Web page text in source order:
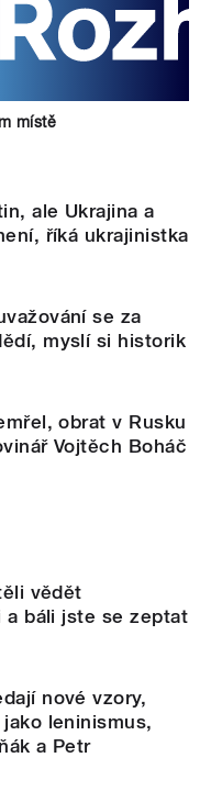
místě
ale Ukrajina a
říká ukrajinistka
se za
myslí si historik
obrat v Rusku
Vojtěch Boháč
vědět
a báli jste se zeptat
nové vzory,
leninismus,
a Petr